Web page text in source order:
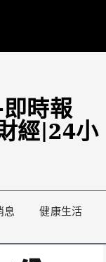
文傑回「只能靠嘴巴」
時報
經|24小
息 健康生活